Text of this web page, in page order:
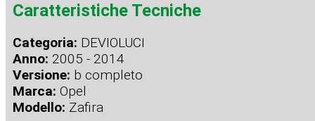
Caratteristiche Tecniche
Categoria: DEVIOLUCI
Anno: 2005 - 2014
Versione: b completo
Marca: Opel
Modello: Zafira